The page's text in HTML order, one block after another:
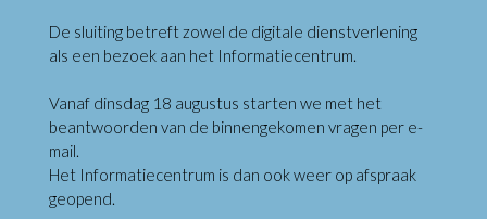
De sluiting betreft zowel de digitale dienstverlening
als een bezoek aan het Informatiecentrum.
Vanaf dinsdag 18 augustus starten we met het
beantwoorden van de binnengekomen vragen per e-
mail.
Het Informatiecentrum is dan ook weer op afspraak
geopend.